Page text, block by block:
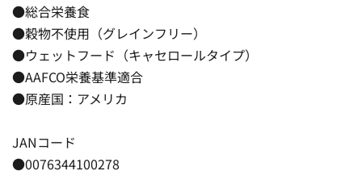
●総合栄養食
●穀物不使用（グレインフリー）
●ウェットフード（キャセロールタイプ）
●AAFCO栄養基準適合
●原産国：アメリカ
JANコード
●0076344100278